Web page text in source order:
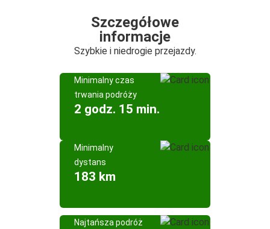
Szczegółowe
informacje
Szybkie i niedrogie przejazdy.
Minimalny czas
trwania podróży
2 godz. 15 min.
Minimalny
dystans
183 km
Najtańsza podróż